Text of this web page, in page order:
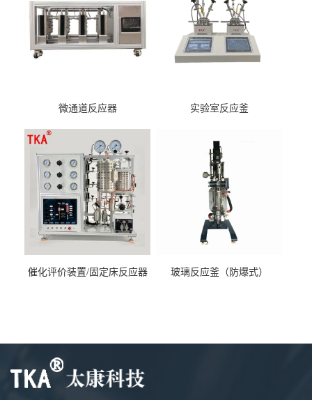
微通道反应器 实验室反应釜
催化评价装置/固定床反应器 玻璃反应釜（防爆式）